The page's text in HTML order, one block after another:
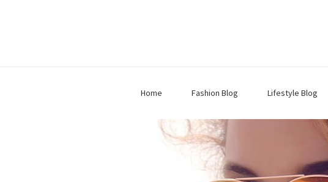
Home Fashion Blog Lifestyle Blog